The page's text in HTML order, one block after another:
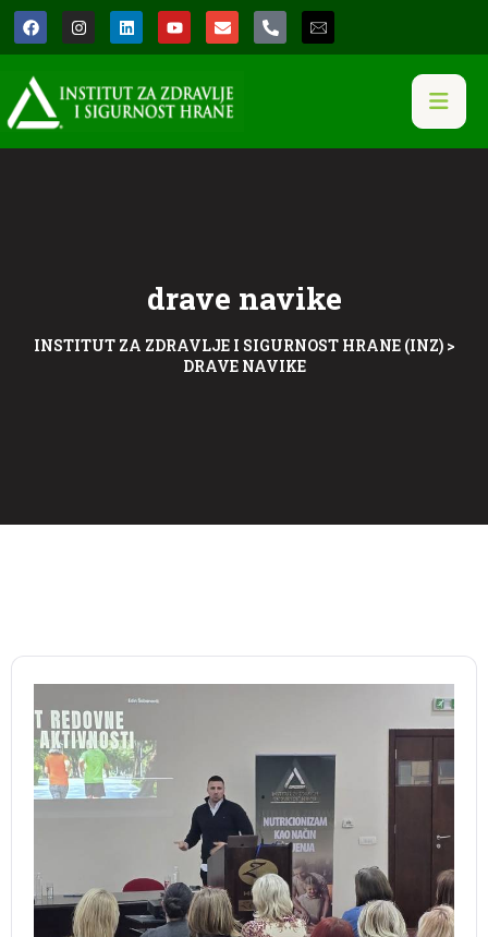
drave navike
INSTITUT ZA ZDRAVLJE I SIGURNOST HRANE (INZ)>
DRAVE NAVIKE